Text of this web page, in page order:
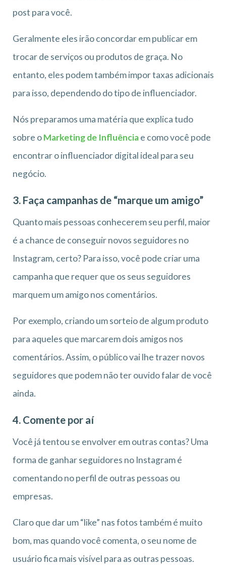
post para você.
Geralmente eles irão concordar em publicar em
trocar de serviços ou produtos de graça. No
entanto, eles podem também impor taxas adicionais
para isso, dependendo do tipo de influenciador.
Nós preparamos uma matéria que explica tudo
sobre oMarketing de Influênciae como você pode
encontrar o influenciador digital ideal para seu
negócio.
3. Faça campanhas de “marque um amigo”
Quanto mais pessoas conhecerem seu perfil, maior
é a chance de conseguir novos seguidores no
Instagram, certo? Para isso, você pode criar uma
campanha que requer que os seus seguidores
marquem um amigo nos comentários.
Por exemplo, criando um sorteio de algum produto
para aqueles que marcarem dois amigos nos
comentários. Assim, o público vai lhe trazer novos
seguidores que podem não ter ouvido falar de você
ainda.
4. Comente por aí
Você já tentou se envolver em outras contas? Uma
forma de ganhar seguidores no Instagram é
comentando no perfil de outras pessoas ou
empresas.
Claro que dar um “like” nas fotos também é muito
bom, mas quando você comenta, o seu nome de
usuário fica mais visível para as outras pessoas.